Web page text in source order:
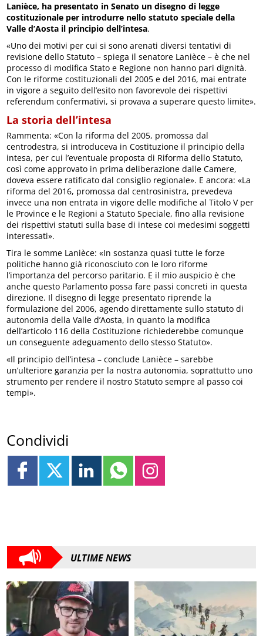
Lanièce, ha presentato in Senato un disegno di legge
costituzionale per introdurre nello statuto speciale della
Valle d’Aosta il principio dell’intesa.
«Uno dei motivi per cui si sono arenati diversi tentativi di
revisione dello Statuto – spiega il senatore Lanièce – è che nel
processo di modifica Stato e Regione non hanno pari dignità.
Con le riforme costituzionali del 2005 e del 2016, mai entrate
in vigore a seguito dell’esito non favorevole dei rispettivi
referendum confermativi, si provava a superare questo limite».
La storia dell’intesa
Rammenta: «Con la riforma del 2005, promossa dal
centrodestra, si introduceva in Costituzione il principio della
intesa, per cui l’eventuale proposta di Riforma dello Statuto,
così come approvato in prima deliberazione dalle Camere,
doveva essere ratificato dal consiglio regionale». E ancora: «La
riforma del 2016, promossa dal centrosinistra, prevedeva
invece una non entrata in vigore delle modifiche al Titolo V per
le Province e le Regioni a Statuto Speciale, fino alla revisione
dei rispettivi statuti sulla base di intese coi medesimi soggetti
interessati».
Tira le somme Lanièce: «In sostanza quasi tutte le forze
politiche hanno già riconosciuto con le loro riforme
l’importanza del percorso paritario. E il mio auspicio è che
anche questo Parlamento possa fare passi concreti in questa
direzione. Il disegno di legge presentato riprende la
formulazione del 2006, agendo direttamente sullo statuto di
autonomia della Valle d’Aosta, in quanto la modifica
dell’articolo 116 della Costituzione richiederebbe comunque
un conseguente adeguamento dello stesso Statuto».
«Il principio dell’intesa – conclude Lanièce – sarebbe
un’ulteriore garanzia per la nostra autonomia, soprattutto uno
strumento per rendere il nostro Statuto sempre al passo coi
tempi».
Condividi
ULTIME NEWS